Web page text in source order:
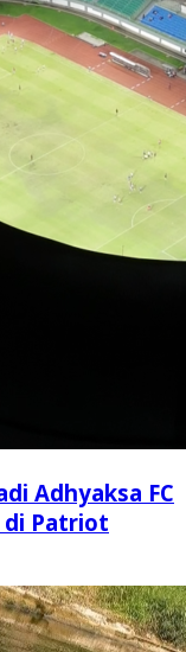
Adhyaksa FC
di Patriot